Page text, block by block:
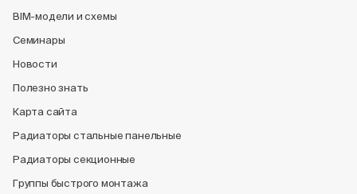
BIM-модели и схемы
Семинары
Новости
Полезно знать
Карта сайта
Радиаторы стальные панельные
Радиаторы секционные
Группы быстрого монтажа